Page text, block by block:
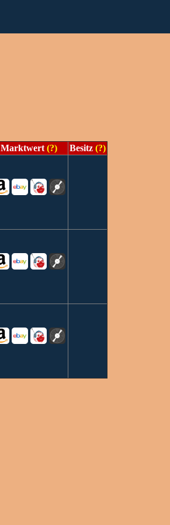
Marktwert (?) Besitz(?)